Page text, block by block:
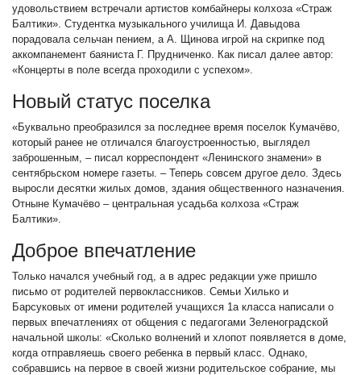
удовольствием встречали артистов комбайнеры колхоза «Страж
Балтики». Студентка музыкального училища И. Давыдова
порадовала сельчан пением, а А. Щинова игрой на скрипке под
аккомпанемент баяниста Г. Прудниченко. Как писал далее автор:
«Концерты в поле всегда проходили с успехом».
Новый статус поселка
«Буквально преобразился за последнее время поселок Кумачёво,
который ранее не отличался благоустроенностью, выглядел
заброшенным, – писал корреспондент «Ленинского знамени» в
сентябрьском номере газеты. – Теперь совсем другое дело. Здесь
выросли десятки жилых домов, здания общественного назначения.
Отныне Кумачёво – центральная усадьба колхоза «Страж
Балтики».
Доброе впечатление
Только начался учебный год, а в адрес редакции уже пришло
письмо от родителей первоклассников. Семьи Хилько и
Барсуковых от имени родителей учащихся 1а класса написали о
первых впечатлениях от общения с педагогами Зеленоградской
начальной школы: «Сколько волнений и хлопот появляется в доме,
когда отправляешь своего ребенка в первый класс. Однако,
собравшись на первое в своей жизни родительское собрание, мы